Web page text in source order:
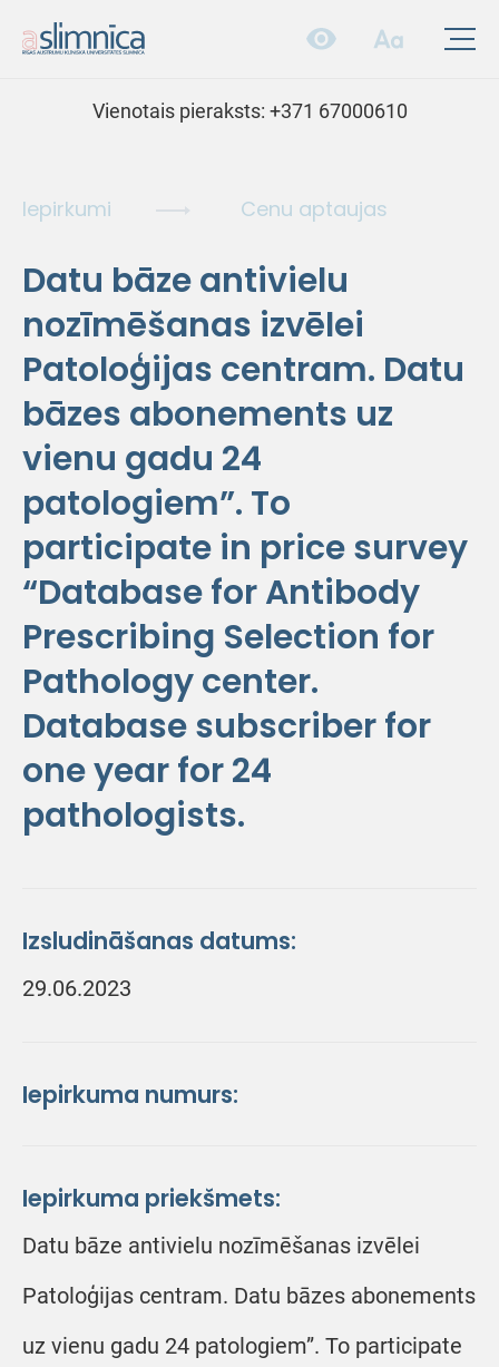
Vienotais pieraksts: +371 67000610
Iepirkumi Cenu aptaujas
Datu bāze antivielu
nozīmēšanas izvēlei
Patoloģijas centram. Datu
bāzes abonements uz
vienu gadu 24
patologiem”. To
participate in price survey
“Database for Antibody
Prescribing Selection for
Pathology center.
Database subscriber for
one year for 24
pathologists.
Izsludināšanas datums:
29.06.2023
Iepirkuma numurs:
Iepirkuma priekšmets:
Datu bāze antivielu nozīmēšanas izvēlei
Patoloģijas centram. Datu bāzes abonements
uz vienu gadu 24 patologiem”. To participate